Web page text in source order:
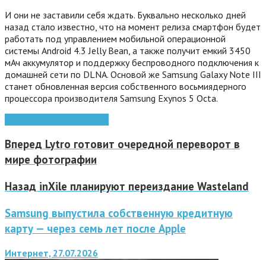
И они не заставили себя ждать. Буквально несколько дней
назад стало известно, что на момент релиза смартфон будет
работать под управлением мобильной операционной
системы Android 4.3 Jelly Bean, а также получит емкий 3450
мАч аккумулятор и поддержку беспроводного подключения к
домашней сети по DLNA. Основой же Samsung Galaxy Note III
станет обновленная версия собственного восьмиядерного
процессора производителя Samsung Exynos 5 Octa.
Вперед Lytro готовит очередной переворот в
мире фотографии
Назад inXile планируют переиздание Wasteland
Samsung выпустила собственную кредитную
карту — через семь лет после Apple
Интернет, 27.07.2026